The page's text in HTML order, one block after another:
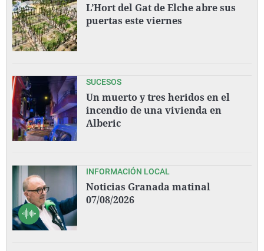
L’Hort del Gat de Elche abre sus
puertas este viernes
SUCESOS
Un muerto y tres heridos en el
incendio de una vivienda en
Alberic
INFORMACIÓN LOCAL
Noticias Granada matinal
07/08/2026